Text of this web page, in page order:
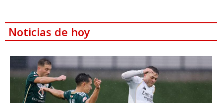
Noticias de hoy